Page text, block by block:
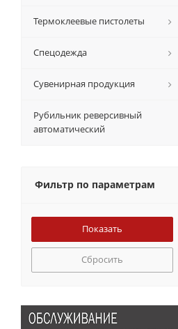
Термоклеевые пистолеты
Спецодежда
Сувенирная продукция
Рубильник реверсивный
автоматический
Фильтр по параметрам
Сбросить